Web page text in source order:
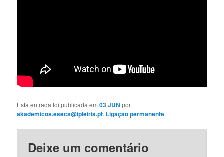
Esta entrada foi publicada em03 JUN por
akademicos.esecs@ipleiria.pt. Ligação permanente.
Deixe um comentário